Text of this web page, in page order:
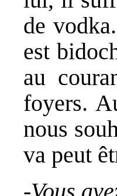
de
est
au
foyers.
nous
va peut